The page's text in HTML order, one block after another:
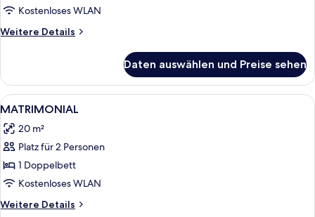
Kostenloses WLAN
Weitere Details
Weitere
Vierbettzimmer
Daten auswählen und Preise sehen
Alle
Fotos
für
MATRIMONIAL
anzeigen
Schreibtisch, schallisolierte Zimmer,
5
MATRIMONIAL
20 m²
Platz für 2 Personen
1 Doppelbett
Kostenloses WLAN
Weitere Details
Weitere